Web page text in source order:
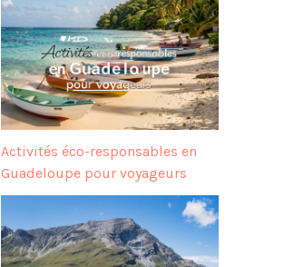
Activités éco-responsables en
Guadeloupe pour voyageurs